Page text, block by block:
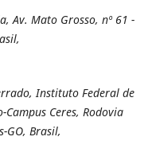
Av. Mato Grosso, nº 61 -
Instituto Federal de
Campus Ceres, Rodovia
GO, Brasil,